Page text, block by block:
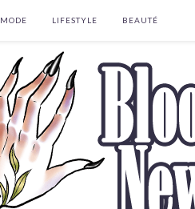
MODE LIFESTYLE BEAUTÉ